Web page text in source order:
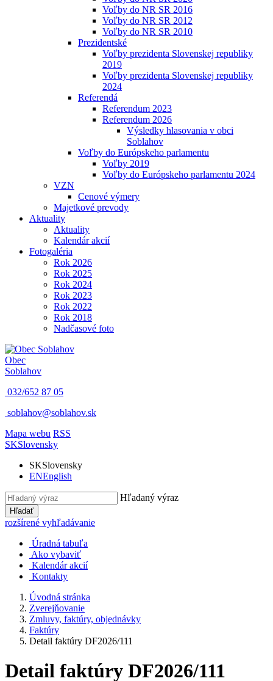
Voľby do NR SR 2016
Voľby do NR SR 2012
Voľby do NR SR 2010
Prezidentské
Voľby prezidenta Slovenskej republiky
2019
Voľby prezidenta Slovenskej republiky
2024
Referendá
Referendum 2023
Referendum 2026
Výsledky hlasovania v obci
Soblahov
Voľby do Európskeho parlamentu
Voľby 2019
Voľby do Európskeho parlamentu 2024
VZN
Cenové výmery
Majetkové prevody
Aktuality
Aktuality
Kalendár akcií
Fotogaléria
Rok 2026
Rok 2025
Rok 2024
Rok 2023
Rok 2022
Rok 2018
Nadčasové foto
Obec
Soblahov
032/652 87 05
soblahov@soblahov.sk
Mapa webu RSS
SKSlovensky
SKSlovensky
ENEnglish
Hľadaný výraz
Hľadať
rozšírené vyhľadávanie
Úradná tabuľa
Ako vybaviť
Kalendár akcií
Kontakty
Úvodná stránka
Zverejňovanie
Zmluvy, faktúry, objednávky
Faktúry
Detail faktúry DF2026/111
Detail faktúry DF2026/111